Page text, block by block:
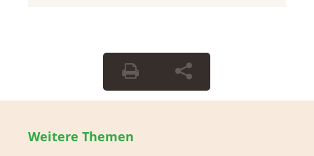
Weitere Themen